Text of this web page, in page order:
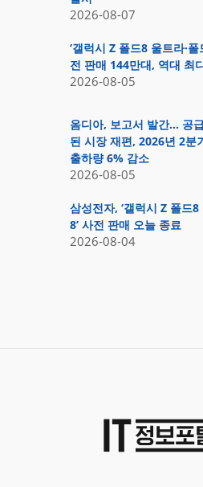
2026-08-07
‘갤럭시 Z 폴드8 울트라·폴
전 판매 144만대, 역대 최
2026-08-05
옴디아, 보고서 발간… 공
된 시장 재편, 2026년 2분
출하량 6% 감소
2026-08-05
삼성전자, ‘갤럭시 Z 폴드8
8’ 사전 판매 오늘 종료
2026-08-04